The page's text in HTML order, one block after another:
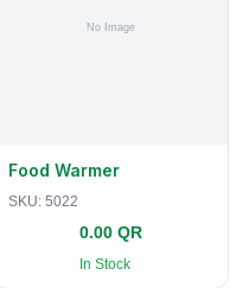
Food Warmer
SKU: 5022
0.00 QR
In Stock